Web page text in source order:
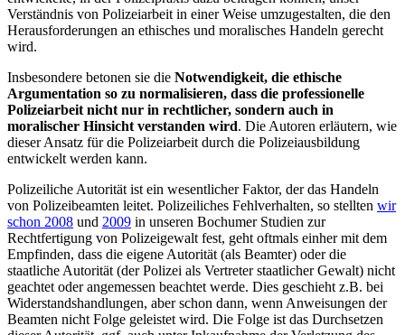
Verständnis von Polizeiarbeit in einer Weise umzugestalten, die den
Herausforderungen an ethisches und moralisches Handeln gerecht
wird.
Insbesondere betonen sie die Notwendigkeit, die ethische
Argumentation so zu normalisieren, dass die professionelle
Polizeiarbeit nicht nur in rechtlicher, sondern auch in
moralischer Hinsicht verstanden wird. Die Autoren erläutern, wie
dieser Ansatz für die Polizeiarbeit durch die Polizeiausbildung
entwickelt werden kann.
Polizeiliche Autorität ist ein wesentlicher Faktor, der das Handeln
von Polizeibeamten leitet. Polizeiliches Fehlverhalten, so stellten wir
schon 2008 und 2009 in unseren Bochumer Studien zur
Rechtfertigung von Polizeigewalt fest, geht oftmals einher mit dem
Empfinden, dass die eigene Autorität (als Beamter) oder die
staatliche Autorität (der Polizei als Vertreter staatlicher Gewalt) nicht
geachtet oder angemessen beachtet werde. Dies geschieht z.B. bei
Widerstandshandlungen, aber schon dann, wenn Anweisungen der
Beamten nicht Folge geleistet wird. Die Folge ist das Durchsetzen